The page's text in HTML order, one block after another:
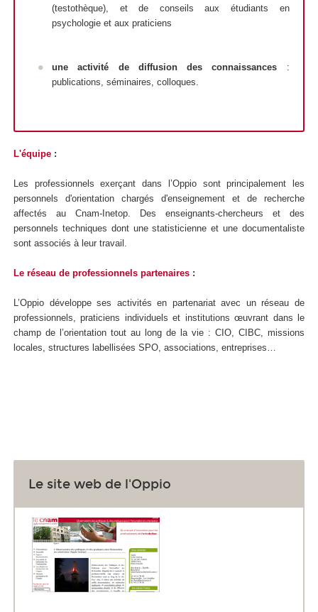
(testothèque), et de conseils aux étudiants en
psychologie et aux praticiens
une activité de diffusion des connaissances :
publications, séminaires, colloques.
L'équipe :
Les professionnels exerçant dans l’Oppio sont principalement les
personnels d'orientation chargés d'enseignement et de recherche
affectés au Cnam-Inetop. Des enseignants-chercheurs et des
personnels techniques dont une statisticienne et une documentaliste
sont associés à leur travail.
Le réseau de professionnels partenaires :
L’Oppio développe ses activités en partenariat avec un réseau de
professionnels, praticiens individuels et institutions œuvrant dans le
champ de l’orientation tout au long de la vie : CIO, CIBC, missions
locales, structures labellisées SPO, associations, entreprises…
Le site web de l'Oppio